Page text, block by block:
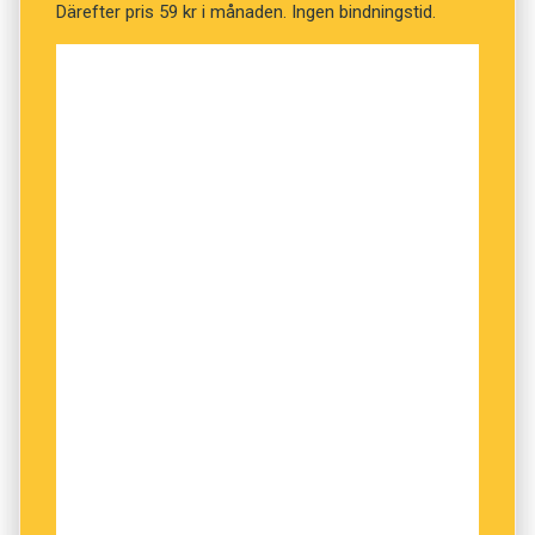
Därefter pris 59 kr i månaden. Ingen bindningstid.